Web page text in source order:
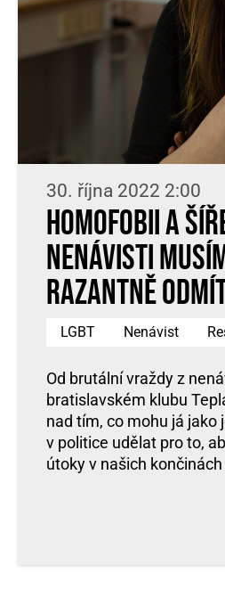
30. října 2022 2:00
Homofobii a
nenávisti
razantně
LGBT Nenávist
Od brutální vraždy z
bratislavském klubu
nad tím, co mohu já jako
v politice udělat pro to,
útoky v našich